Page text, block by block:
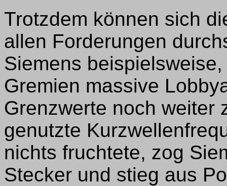
Trotzdem können sich
allen Forderungen
Siemens
Gremien massive
Grenzwerte noch weiter
genutzte
nichts fruchtete, zog
Stecker und stieg aus